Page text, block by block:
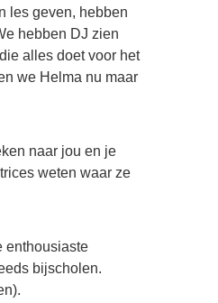
les geven, hebben
hebben DJ zien
alles doet voor het
we Helma nu maar
naar jou en je
weten waar ze
enthousiaste
bijscholen.